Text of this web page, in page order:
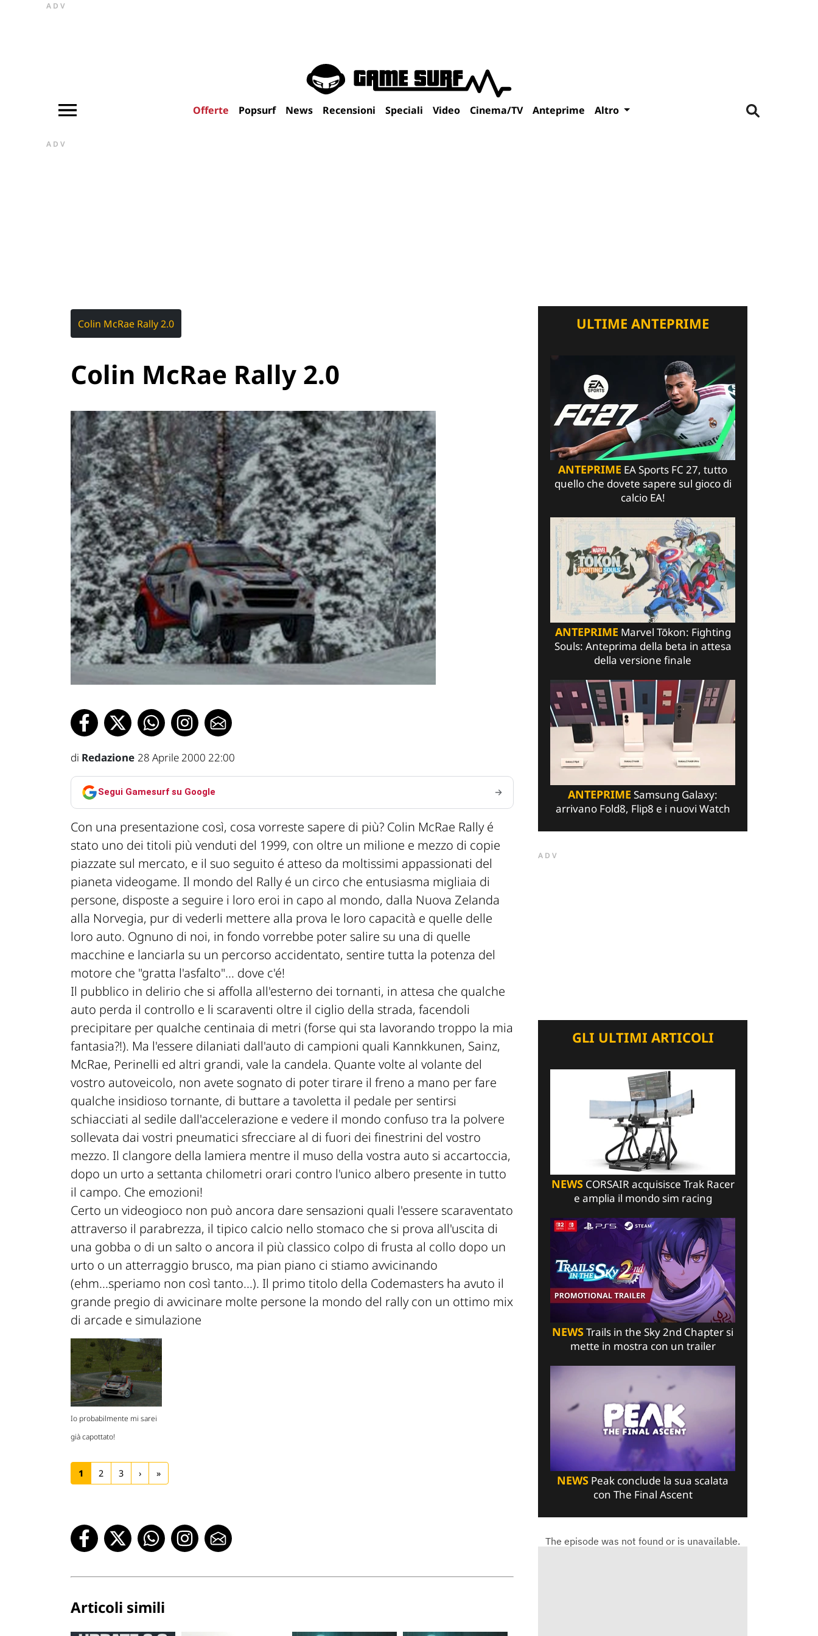
ADV
Offerte Popsurf News Recensioni Speciali Video Cinema/TV Anteprime Altro
ADV
Colin McRae Rally 2.0
Colin McRae Rally 2.0
di Redazione 28 Aprile 2000 22:00
Segui Gamesurf su Google
Con una presentazione così, cosa vorreste sapere di più? Colin McRae Rally é
stato uno dei titoli più venduti del 1999, con oltre un milione e mezzo di copie
piazzate sul mercato, e il suo seguito é atteso da moltissimi appassionati del
pianeta videogame. Il mondo del Rally é un circo che entusiasma migliaia di
persone, disposte a seguire i loro eroi in capo al mondo, dalla Nuova Zelanda
alla Norvegia, pur di vederli mettere alla prova le loro capacità e quelle delle
loro auto. Ognuno di noi, in fondo vorrebbe poter salire su una di quelle
macchine e lanciarla su un percorso accidentato, sentire tutta la potenza del
motore che "gratta l'asfalto"... dove c'é!
Il pubblico in delirio che si affolla all'esterno dei tornanti, in attesa che qualche
auto perda il controllo e li scaraventi oltre il ciglio della strada, facendoli
precipitare per qualche centinaia di metri (forse qui sta lavorando troppo la mia
fantasia?!). Ma l'essere dilaniati dall'auto di campioni quali Kannkkunen, Sainz,
McRae, Perinelli ed altri grandi, vale la candela. Quante volte al volante del
vostro autoveicolo, non avete sognato di poter tirare il freno a mano per fare
qualche insidioso tornante, di buttare a tavoletta il pedale per sentirsi
schiacciati al sedile dall'accelerazione e vedere il mondo confuso tra la polvere
sollevata dai vostri pneumatici sfrecciare al di fuori dei finestrini del vostro
mezzo. Il clangore della lamiera mentre il muso della vostra auto si accartoccia,
dopo un urto a settanta chilometri orari contro l'unico albero presente in tutto
il campo. Che emozioni!
Certo un videogioco non può ancora dare sensazioni quali l'essere scaraventato
attraverso il parabrezza, il tipico calcio nello stomaco che si prova all'uscita di
una gobba o di un salto o ancora il più classico colpo di frusta al collo dopo un
urto o un atterraggio brusco, ma pian piano ci stiamo avvicinando
(ehm...speriamo non così tanto...). Il primo titolo della Codemasters ha avuto il
grande pregio di avvicinare molte persone la mondo del rally con un ottimo mix
di arcade e simulazione
Io probabilmente mi sarei
già capottato!
1 2 3 › »
Articoli simili
ULTIME ANTEPRIME
ANTEPRIME EA Sports FC 27, tutto
quello che dovete sapere sul gioco di
calcio EA!
ANTEPRIME Marvel Tōkon: Fighting
Souls: Anteprima della beta in attesa
della versione finale
ANTEPRIME Samsung Galaxy:
arrivano Fold8, Flip8 e i nuovi Watch
ADV
GLI ULTIMI ARTICOLI
NEWSCORSAIR acquisisce Trak Racer
e amplia il mondo sim racing
NEWSTrails in the Sky 2nd Chapter si
mette in mostra con un trailer
NEWS Peak conclude la sua scalata
con The Final Ascent